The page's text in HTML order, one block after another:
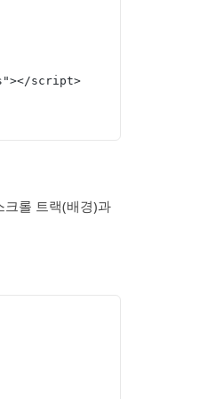
script>
크롤 트랙(배경)과